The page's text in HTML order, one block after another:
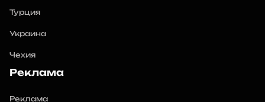
Турция
Украина
Чехия
Реклама
Реклама